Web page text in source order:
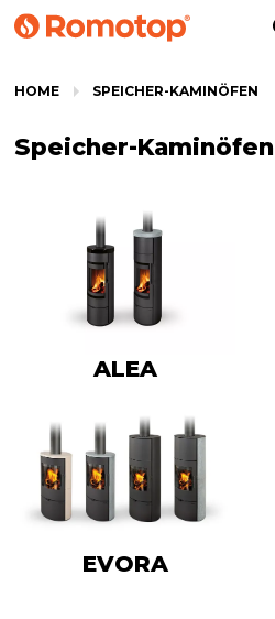
HOME SPEICHER-KAMINÖFEN
Speicher-Kaminöfen
ALEA
EVORA